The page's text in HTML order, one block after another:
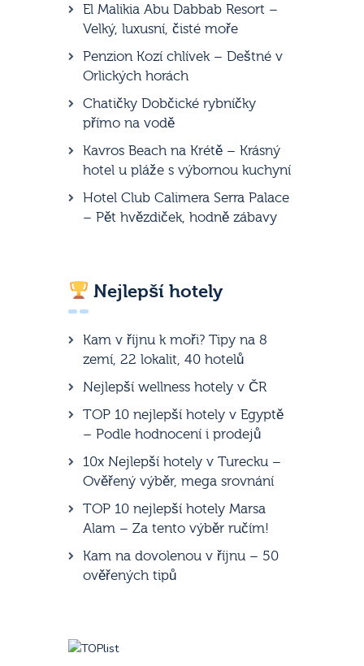
El Malikia Abu Dabbab Resort –
Velký, luxusní, čisté moře
Penzion Kozí chlívek – Deštné v
Orlických horách
Chatičky Dobčické rybníčky
přímo na vodě
Kavros Beach na Krétě – Krásný
hotel u pláže s výbornou kuchyní
Hotel Club Calimera Serra Palace
– Pět hvězdiček, hodně zábavy
Nejlepší hotely
Kam v říjnu k moři? Tipy na 8
zemí, 22 lokalit, 40 hotelů
Nejlepší wellness hotely v ČR
TOP 10 nejlepší hotely v Egyptě
– Podle hodnocení i prodejů
10x Nejlepší hotely v Turecku –
Ověřený výběr, mega srovnání
TOP 10 nejlepší hotely Marsa
Alam – Za tento výběr ručím!
Kam na dovolenou v říjnu – 50
ověřených tipů